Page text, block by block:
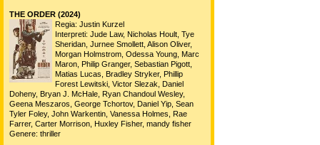
THE ORDER (2024)
Regia: Justin Kurzel
Interpreti: Jude Law, Nicholas Hoult, Tye
Sheridan, Jurnee Smollett, Alison Oliver,
Morgan Holmstrom, Odessa Young, Marc
Maron, Philip Granger, Sebastian Pigott,
Matias Lucas, Bradley Stryker, Phillip
Forest Lewitski, Victor Slezak, Daniel
Doheny, Bryan J. McHale, Ryan Chandoul Wesley,
Geena Meszaros, George Tchortov, Daniel Yip, Sean
Tyler Foley, John Warkentin, Vanessa Holmes, Rae
Farrer, Carter Morrison, Huxley Fisher, mandy fisher
Genere: thriller